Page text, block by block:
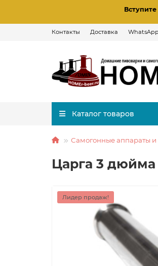
Контакты Доставка WhatsApp
Каталог товаров
Самогонные аппараты
Царга 3 дюйма
Лидер продаж!